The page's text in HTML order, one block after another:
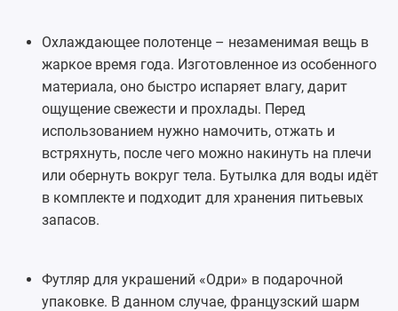
Охлаждающее полотенце – незаменимая вещь в
жаркое время года. Изготовленное из особенного
материала, оно быстро испаряет влагу, дарит
ощущение свежести и прохлады. Перед
использованием нужно намочить, отжать и
встряхнуть, после чего можно накинуть на плечи
или обернуть вокруг тела. Бутылка для воды идёт
в комплекте и подходит для хранения питьевых
запасов.
Футляр для украшений «Одри» в подарочной
упаковке. В данном случае, французский шарм